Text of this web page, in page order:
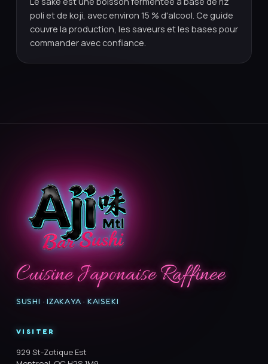
poli et de koji, avec environ 15 % d'alcool. Ce guide
couvre la production, les saveurs et les bases pour
commander avec confiance.
Cuisine Japonaise Raffinee
SUSHI · IZAKAYA · KAISEKI
VISITER
929 St-Zotique Est